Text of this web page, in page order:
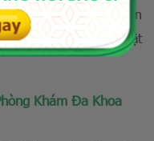
nghiệm, chuyên môn
tiến, phòng thủ thuật
Khám Đa Khoa